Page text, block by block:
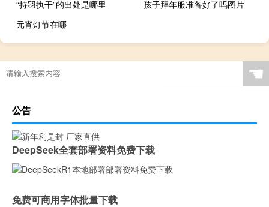
“持羽执干”的出处是哪里
孩子拜年服准备好了吗图片
元宵灯节在哪
☚
公告
DeepSeek全套部署资料免费下载
免费可商用字体批量下载